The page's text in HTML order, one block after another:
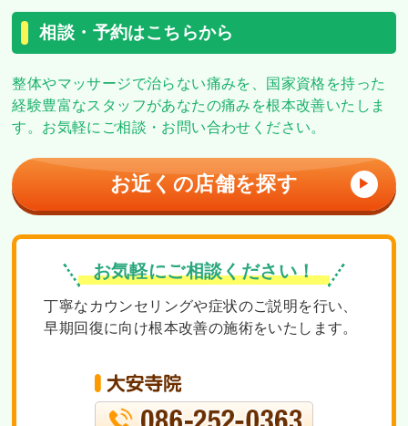
相談・予約はこちらから
整体やマッサージで治らない痛みを、
国家資格を持った
経験豊富なスタッフがあなたの痛みを根本改善いたしま
す。 お気軽にご相談・お問い合わせください。
お近くの店舗を探す ▶
お気軽にご相談ください！
丁寧なカウンセリングや症状のご説明を行い、
早期回復に向け根本改善の施術をいたします。